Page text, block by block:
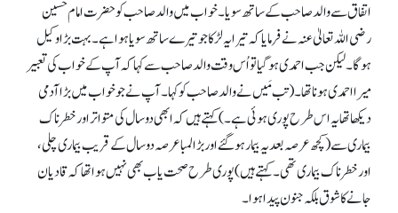
اتفاق سے والد صاحب کے ساتھ سویا۔ خواب میں والد صاحب کو حضرت امام حسین
رضی اللہ تعالیٰ عنہ نے فرمایا کہ تیرا یہ لڑکا جو تیرے ساتھ سویا ہوا ہے۔ بہت بڑا وکیل
ہو گا۔ لیکن جب احمدی ہو گیا تو اُس وقت والد صاحب سے کہا کہ آپ کے خواب کی تعبیر
میرا احمدی ہونا تھا۔ (تب مَیں نے والد صاحب کو کہا۔ آپ نے جوخواب میں بڑا آدمی
دیکھا تھا یہ اس طرح پوری ہوئی ہے۔) کہتے ہیں کہ ابھی دو سال کی متواتر اور خطرناک
بیماری سے (کچھ عرصہ بعد یہ بیمار ہو گئے اور بڑا لمبا عرصہ دو سال کے قریب بیماری چلی،
اور خطرناک بیماری تھی۔ کہتے ہیں) پوری طرح صحت یاب بھی نہیں ہوا تھا کہ قادیان
جانے کا شوق بلکہ جنون پیدا ہوا۔